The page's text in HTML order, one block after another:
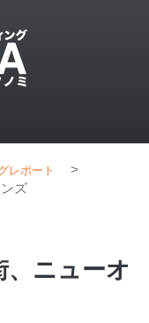
レポート
>
ズ
ニューオ